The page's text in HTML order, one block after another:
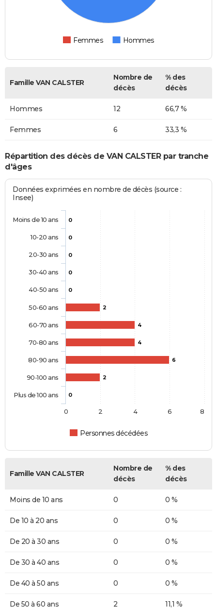
Femmes Hommes
Famille VAN CALSTER
Nombre de
décès
% des
décès
Hommes 12 66,7 %
Femmes 6 33,3 %
Répartition des décès de VAN CALSTER par tranche
d'âges
Données exprimées en nombre de décès (source :
Insee)
0
0
0
0
0
2
4
4
6
2
0
Personnes décédées
Moins de 10 ans
10-20 ans
20-30 ans
30-40 ans
40-50 ans
50-60 ans
60-70 ans
70-80 ans
80-90 ans
90-100 ans
Plus de 100 ans
0 2 4 6 8
Famille VAN CALSTER
Nombre de
décès
% des
décès
Moins de 10 ans 0 0 %
De 10 à 20 ans 0 0 %
De 20 à 30 ans 0 0 %
De 30 à 40 ans 0 0 %
De 40 à 50 ans 0 0 %
De 50 à 60 ans 2 11,1 %